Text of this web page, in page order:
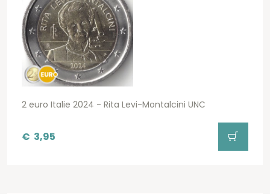
2 euro Italie 2024 - Rita Levi-Montalcini UNC
€ 3,95